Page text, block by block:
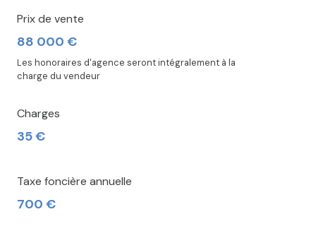
Prix de vente
88 000 €
Les honoraires d'agence seront intégralement à la
charge du vendeur
Charges
35 €
Taxe foncière annuelle
700 €